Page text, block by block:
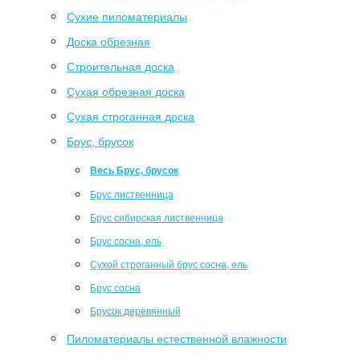
Сухие пиломатериалы
Доска обрезная
Строительная доска
Сухая обрезная доска
Сухая строганная доска
Брус, брусок
Весь Брус, брусок
Брус лиственница
Брус сибирская лиственница
Брус сосна, ель
Сухой строганный брус сосна, ель
Брус сосна
Брусок деревянный
Пиломатериалы естественной влажности